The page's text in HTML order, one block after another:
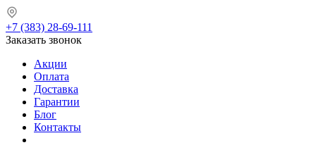
+7 (383) 28-69-111
Заказать звонок
Акции
Оплата
Доставка
Гарантии
Блог
Контакты